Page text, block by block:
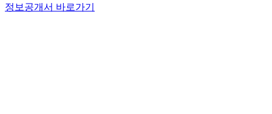
정보공개서 바로가기